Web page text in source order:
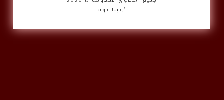
أريبيا بوب